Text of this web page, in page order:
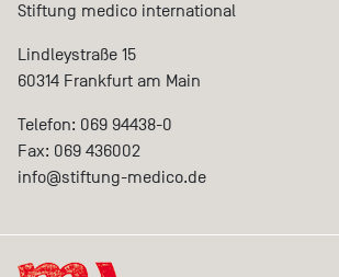
Stiftung medico international
Lindleystraße 15
60314 Frankfurt am Main
Telefon: 069 94438-0
Fax: 069 436002
info@stiftung-medico.de